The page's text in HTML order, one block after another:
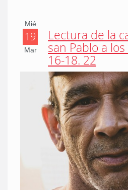
Mié
19
Mar
Lectura de la
san Pablo a
16-18. 22